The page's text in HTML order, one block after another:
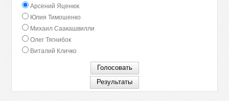
Арсений Яценюк
Юлия Тимошенко
Михаил Саакашвилли
Олег Тягнибок
Виталий Кличко